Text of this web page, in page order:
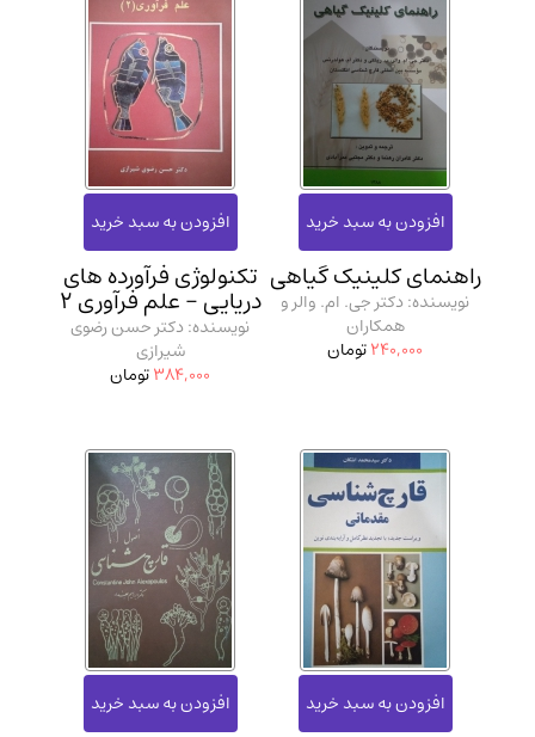
راهنمای کلینیک گیاهی
نویسنده: دکتر جی. ام. والر و
همکاران
240,000تومان
تکنولوژی فرآورده‌ های
دریایی - علم فرآوری 2
نویسنده: دکتر حسن رضوی
شیرازی
384,000تومان